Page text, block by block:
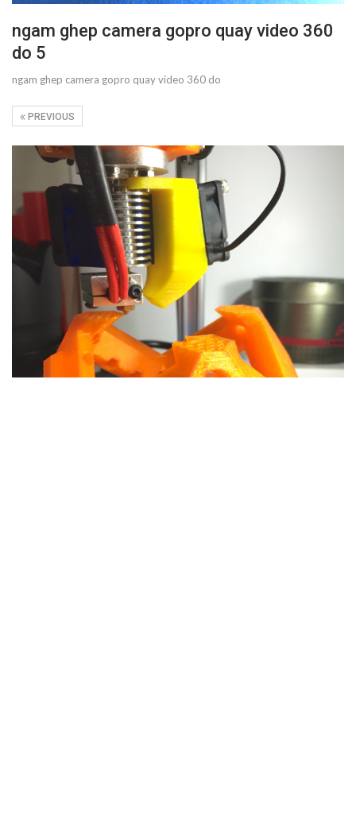
ngam ghep camera gopro quay video 360
do 5
ngam ghep camera gopro quay video 360 do
PREVIOUS